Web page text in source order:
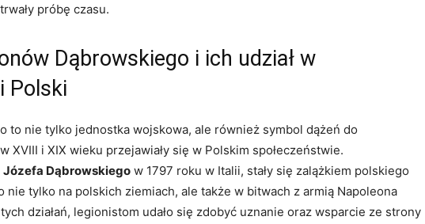
próbę czasu.
Dąbrowskiego i ich udział w
Polski
to nie tylko jednostka wojskowa, ale również symbol dążeń do
XVIII i XIX wieku przejawiały się w Polskim społeczeństwie.
Józefa Dąbrowskiego w 1797 roku w Italii, stały się zalążkiem polskiego
nie tylko na polskich ziemiach, ale także w bitwach z armią Napoleona
działań, legionistom udało się zdobyć uznanie oraz wsparcie ze strony